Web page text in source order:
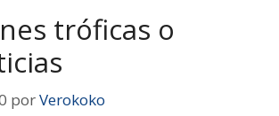
tróficas o
porVerokoko